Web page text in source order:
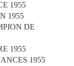
1955
1955
DE
1955
1955